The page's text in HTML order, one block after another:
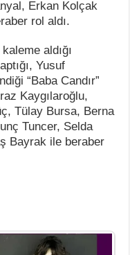
Erkan Kolçak
rol aldı.
aldığı
Yusuf
“Baba Candır”
Kaygılaroğlu,
Tülay Bursa, Berna
Tuncer, Selda
Bayrak ile beraber